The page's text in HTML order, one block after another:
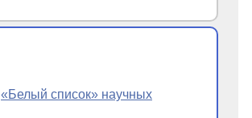
«Белый список» научных